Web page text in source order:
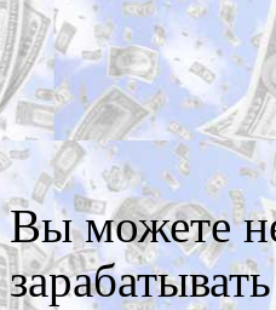
Вы можете